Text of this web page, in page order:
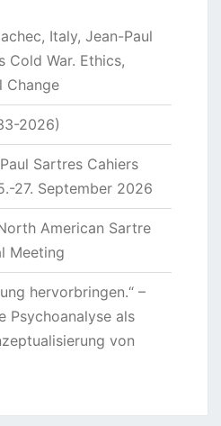
Italy, Jean-Paul
Cold War. Ethics,
Change
2026)
Sartres Cahiers
27. September 2026
American Sartre
Meeting
hervorbringen.“ –
Psychoanalyse als
von